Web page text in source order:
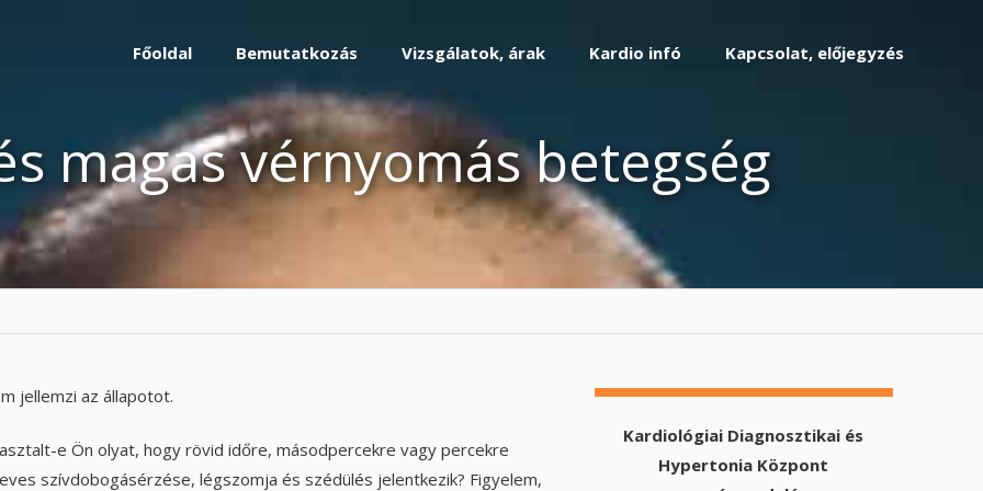
Főoldal Bemutatkozás Vizsgálatok, árak Kardio infó Kapcsolat, előjegyzés
magas vérnyomás betegség
jellemzi az állapotot.
e Ön olyat, hogy rövid időre, másodpercekre vagy percekre
szívdobogásérzése, légszomja és szédülés jelentkezik? Figyelem,
Kardiológiai Diagnosztikai és
Hypertonia Központ